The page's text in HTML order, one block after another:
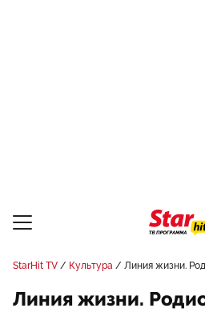
StarHit TV Культура Линия жизни.
Линия жизни.